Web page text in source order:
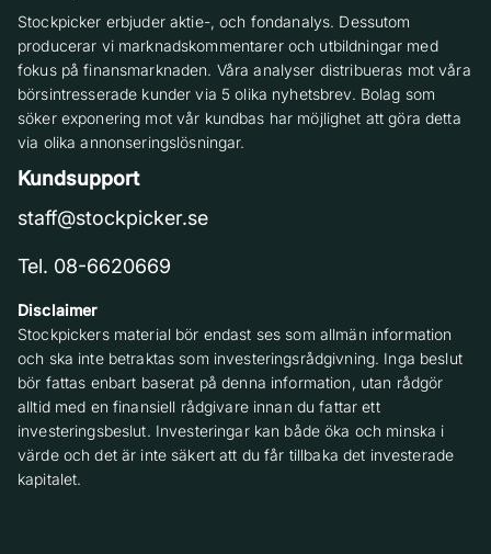
Stockpicker erbjuder aktie-, och fondanalys. Dessutom
producerar vi marknadskommentarer och utbildningar med
fokus på finansmarknaden. Våra analyser distribueras mot våra
börsintresserade kunder via 5 olika nyhetsbrev. Bolag som
söker exponering mot vår kundbas har möjlighet att göra detta
via olika annonseringslösningar.
Kundsupport
staff@stockpicker.se
Tel. 08-6620669
Disclaimer
Stockpickers material bör endast ses som allmän information
och ska inte betraktas som investeringsrådgivning. Inga beslut
bör fattas enbart baserat på denna information, utan rådgör
alltid med en finansiell rådgivare innan du fattar ett
investeringsbeslut. Investeringar kan både öka och minska i
värde och det är inte säkert att du får tillbaka det investerade
kapitalet.